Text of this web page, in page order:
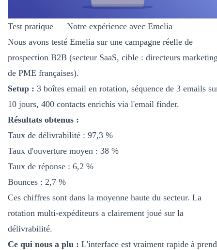
Test pratique — Notre expérience avec Emelia
Nous avons testé Emelia sur une campagne réelle de
prospection B2B (secteur SaaS, cible : directeurs
de PME françaises).
Setup : 3 boîtes email en rotation, séquence de 3 emails
10 jours, 400 contacts enrichis via l'email finder.
Résultats obtenus :
Taux de délivrabilité : 97,3 %
Taux d'ouverture moyen : 38 %
Taux de réponse : 6,2 %
Bounces : 2,7 %
Ces chiffres sont dans la moyenne haute du secteur. La
rotation multi-expéditeurs a clairement joué sur la
délivrabilité.
Ce qui nous a plu : L'interface est vraiment rapide à